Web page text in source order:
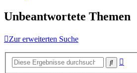
Unbeantwortete Themen
Zur erweiterten Suche
Suche